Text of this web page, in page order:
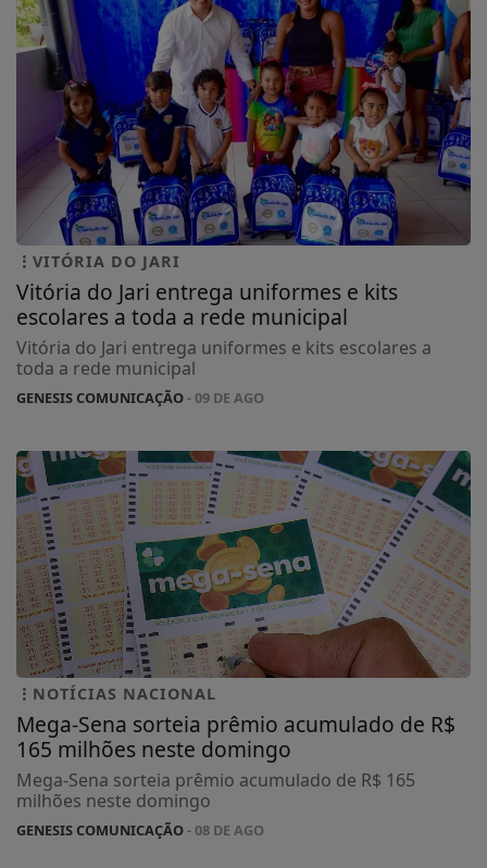
VITÓRIA DO JARI
Vitória do Jari entrega uniformes e kits
escolares a toda a rede municipal
Vitória do Jari entrega uniformes e kits escolares a
toda a rede municipal
GENESIS COMUNICAÇÃO- 09 DE AGO
NOTÍCIAS NACIONAL
Mega-Sena sorteia prêmio acumulado de R$
165 milhões neste domingo
Mega-Sena sorteia prêmio acumulado de R$ 165
milhões neste domingo
GENESIS COMUNICAÇÃO- 08 DE AGO